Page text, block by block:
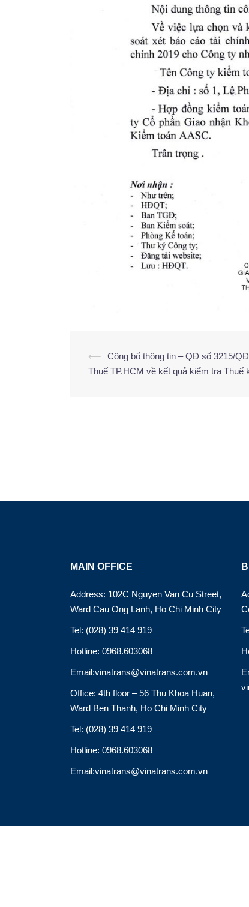
Post
⟵
Công bố thông tin – QĐ số 3215/
Thuế TP.HCM về kết quả kiểm tra Thuế
MAIN OFFICE
Address: 102C Nguyen Van Cu Street,
Ward Cau Ong Lanh, Ho Chi Minh City
Tel: (028) 39 414 919
Hotline: 0968.603068
Email:vinatrans@vinatrans.com.vn
Office: 4th floor – 56 Thu Khoa Huan,
Ward Ben Thanh, Ho Chi Minh City
Tel: (028) 39 414 919
Hotline: 0968.603068
Email:vinatrans@vinatrans.com.vn